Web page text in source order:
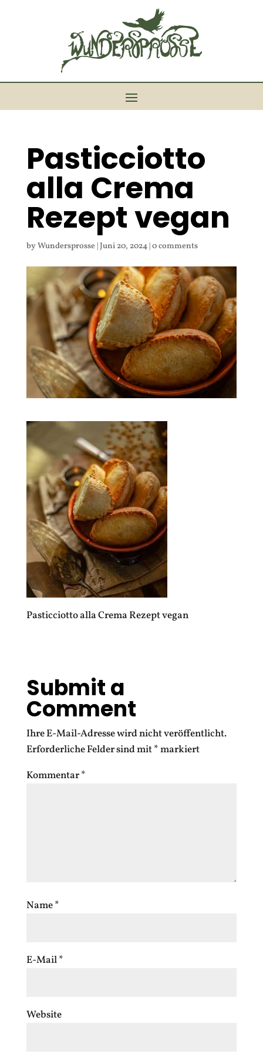
Pasticciotto
alla Crema
Rezept vegan
byWundersprosse Juni 20, 2024| 0 comments
Pasticciotto alla Crema Rezept vegan
Submit a
Comment
Ihre E-Mail-Adresse wird nicht veröffentlicht.
Erforderliche Felder sind mit*markiert
Kommentar*
Name*
E-Mail*
Website